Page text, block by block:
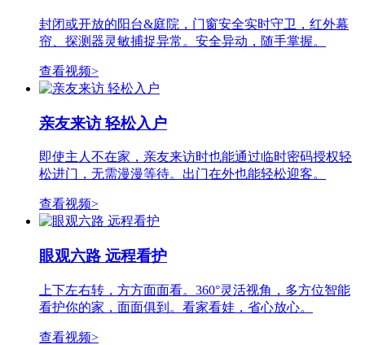
封闭或开放的阳台&庭院，门窗安全实时守卫，红外幕
帘、探测器灵敏捕捉异常。安全异动，随手掌握。
查看视频>
亲友来访 轻松入户
即使主人不在家，亲友来访时也能通过临时密码授权轻
松进门，无需漫漫等待。出门在外也能轻松迎客。
查看视频>
眼观六路 远程看护
上下左右转，方方面面看。360°灵活视角，多方位智能
看护你的家，面面俱到。看家看娃，省心放心。
查看视频>